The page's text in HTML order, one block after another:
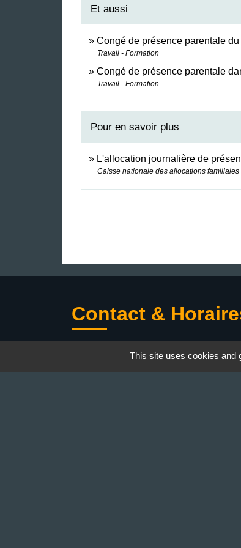
Et aussi
Congé de présence parentale
Travail - Formation
Congé de présence parentale
Travail - Formation
Pour en savoir plus
L'allocation journalière de
Caisse nationale des allocations familiales
Contact &
Commune de Gillonnay
This site uses cookies and